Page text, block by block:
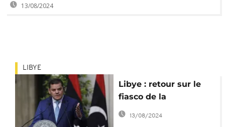
13/08/2024
LIBYE
Libye : retour sur le
fiasco de la
présidentielle
reportée
13/08/2024